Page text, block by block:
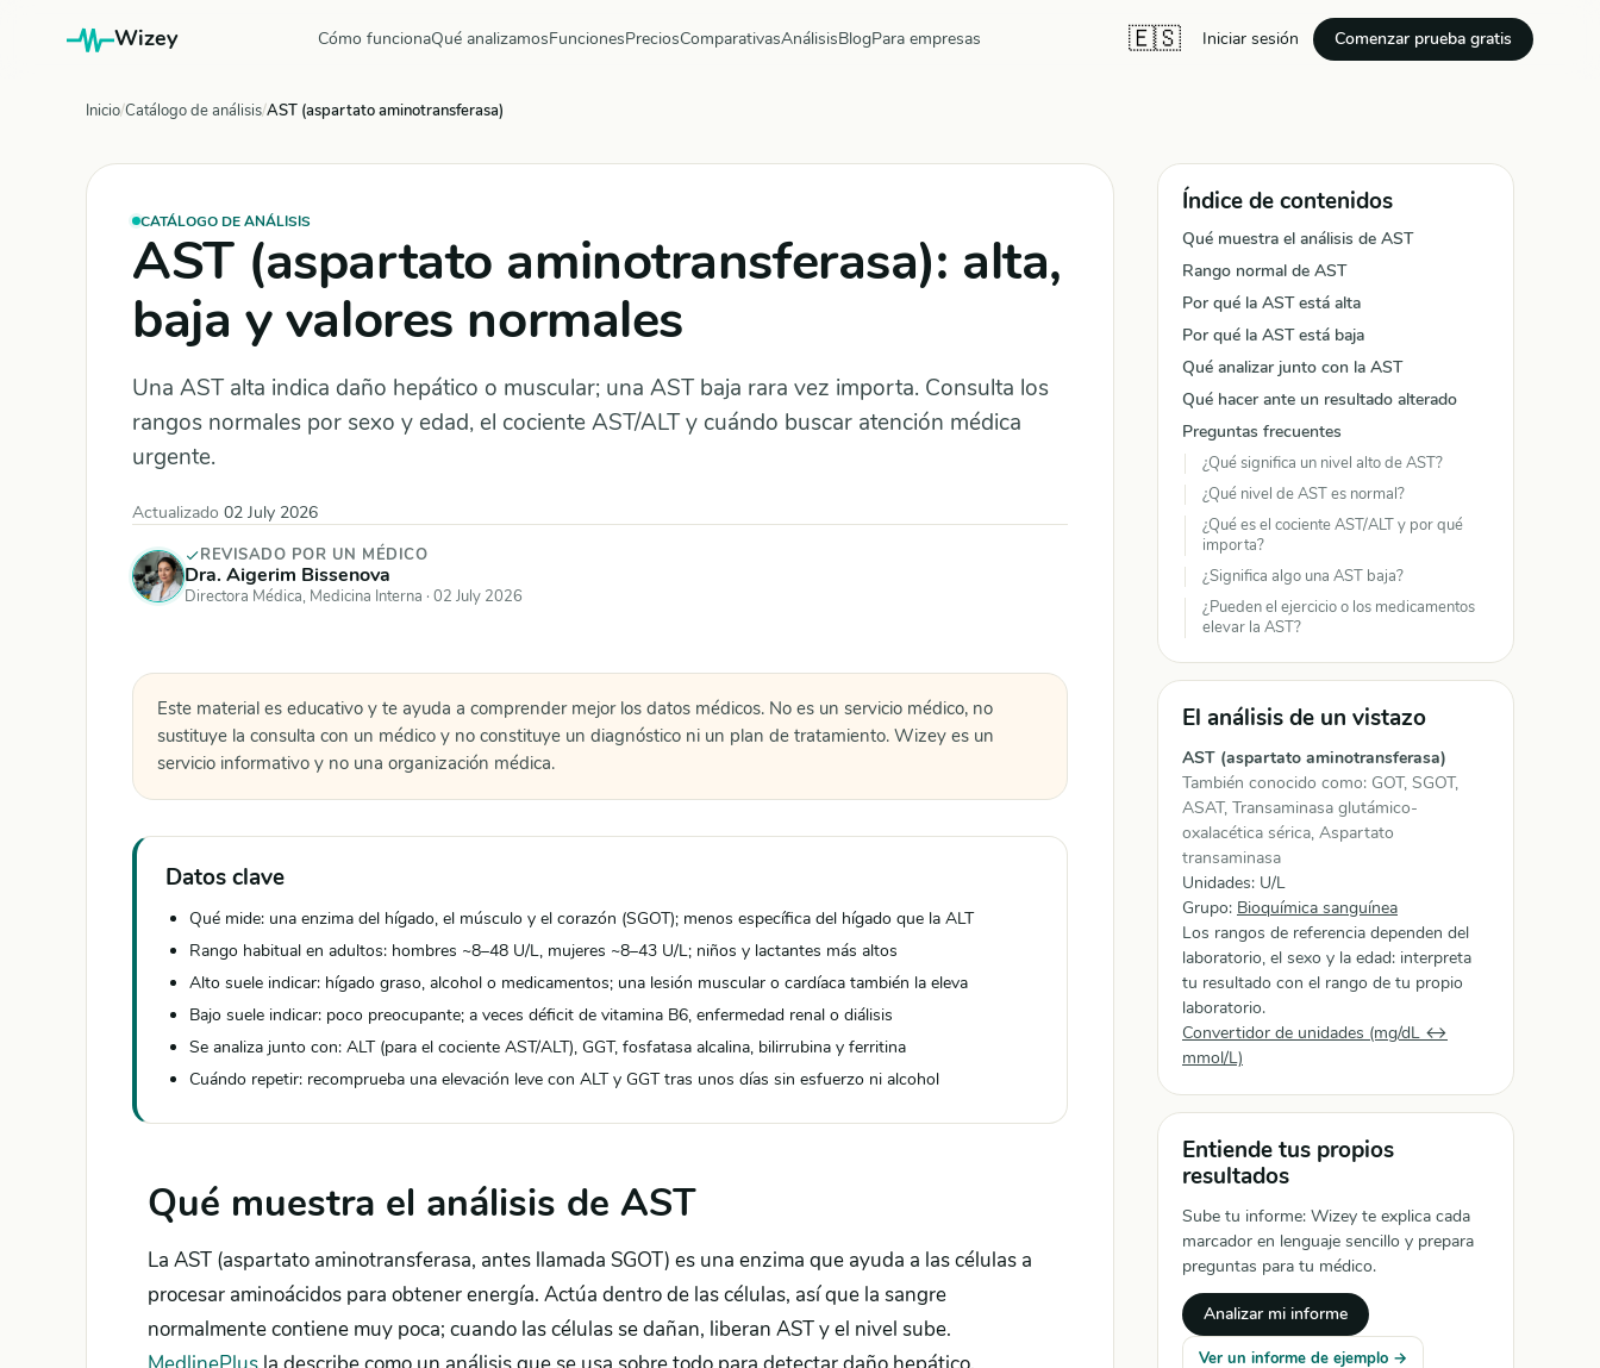
Wizey Cómo funcionaQué analizamosFuncionesPreciosComparativasAnálisisBlogPara empresas 🇪🇸 Iniciar sesión Comenzar prueba gratis
Inicio Catálogo de análisis AST (aspartato aminotransferasa)
CATÁLOGO DE ANÁLISIS
AST (aspartato aminotransferasa): alta,
baja y valores normales
Una AST alta indica daño hepático o muscular; una AST baja rara vez importa. Consulta los
rangos normales por sexo y edad, el cociente AST/ALT y cuándo buscar atención médica
urgente.
Actualizado 02 July 2026
REVISADO POR UN MÉDICO
Dra. Aigerim Bissenova
Directora Médica, Medicina Interna · 02 July 2026
Este material es educativo y te ayuda a comprender mejor los datos médicos. No es un servicio médico, no
sustituye la consulta con un médico y no constituye un diagnóstico ni un plan de tratamiento. Wizey es un
servicio informativo y no una organización médica.
Datos clave
Qué mide: una enzima del hígado, el músculo y el corazón (SGOT); menos específica del hígado que la ALT
Rango habitual en adultos: hombres ~8–48 U/L, mujeres ~8–43 U/L; niños y lactantes más altos
Alto suele indicar: hígado graso, alcohol o medicamentos; una lesión muscular o cardíaca también la eleva
Bajo suele indicar: poco preocupante; a veces déficit de vitamina B6, enfermedad renal o diálisis
Se analiza junto con: ALT (para el cociente AST/ALT), GGT, fosfatasa alcalina, bilirrubina y ferritina
Cuándo repetir: recomprueba una elevación leve con ALT y GGT tras unos días sin esfuerzo ni alcohol
Qué muestra el análisis de AST
La AST (aspartato aminotransferasa, antes llamada SGOT) es una enzima que ayuda a las células a
procesar aminoácidos para obtener energía. Actúa dentro de las células, así que la sangre
normalmente contiene muy poca; cuando las células se dañan, liberan AST y el nivel sube.
Índice de contenidos
Qué muestra el análisis de AST
Rango normal de AST
Por qué la AST está alta
Por qué la AST está baja
Qué analizar junto con la AST
Qué hacer ante un resultado alterado
Preguntas frecuentes
¿Qué significa un nivel alto de AST?
¿Qué nivel de AST es normal?
¿Qué es el cociente AST/ALT y por qué
importa?
¿Significa algo una AST baja?
¿Pueden el ejercicio o los medicamentos
elevar la AST?
El análisis de un vistazo
AST (aspartato aminotransferasa)
También conocido como: GOT, SGOT,
ASAT, Transaminasa glutámico-
oxalacética sérica, Aspartato
transaminasa
Unidades: U/L
Grupo: Bioquímica sanguínea
Los rangos de referencia dependen del
laboratorio, el sexo y la edad: interpreta
tu resultado con el rango de tu propio
laboratorio.
Convertidor de unidades (mg/dL ↔
mmol/L)
Entiende tus propios
resultados
Sube tu informe: Wizey te explica cada
marcador en lenguaje sencillo y prepara
preguntas para tu médico.
Analizar mi informe
Ver un informe de ejemplo →